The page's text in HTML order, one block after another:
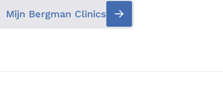
Mijn Bergman Clinics